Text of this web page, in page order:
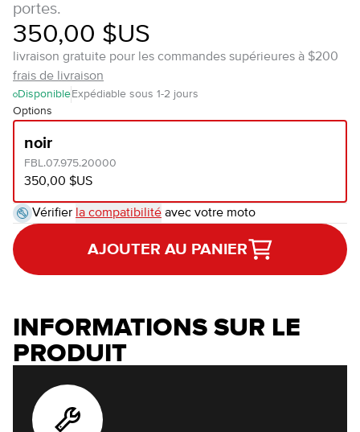
portes.
350,00 $US
livraison gratuite pour les commandes supérieures à $200
frais de livraison
Disponible Expédiable sous 1-2 jours
Options
noir
FBL.07.975.20000
350,00 $US
Vérifier la compatibilité avec votre moto
AJOUTER AU PANIER
INFORMATIONS SUR LE
PRODUIT